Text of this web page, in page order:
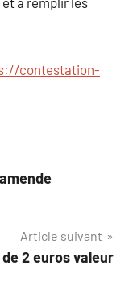
contestation-
Article suivant
2 euros valeur